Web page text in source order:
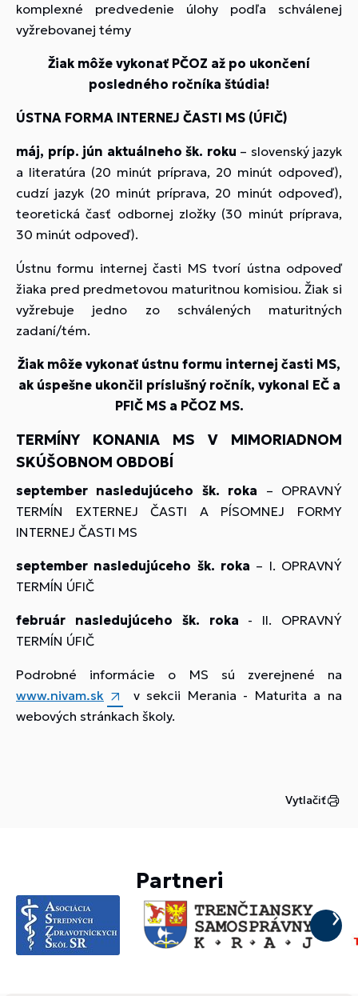
komplexné predvedenie úlohy podľa schválenej
vyžrebovanej témy
Žiak môže vykonať PČOZ až po ukončení
posledného ročníka štúdia!
ÚSTNA FORMA INTERNEJ ČASTI MS (ÚFIČ)
máj, príp. jún aktuálneho šk. roku – slovenský jazyk
a literatúra (20 minút príprava, 20 minút odpoveď),
cudzí jazyk (20 minút príprava, 20 minút odpoveď),
teoretická časť odbornej zložky (30 minút príprava,
30 minút odpoveď).
Ústnu formu internej časti MS tvorí ústna odpoveď
žiaka pred predmetovou maturitnou komisiou. Žiak si
vyžrebuje jedno zo schválených maturitných
zadaní/tém.
Žiak môže vykonať ústnu formu internej časti MS,
ak úspešne ukončil príslušný ročník, vykonal EČ a
PFIČ MS a PČOZ MS.
TERMÍNY KONANIA MS V MIMORIADNOM
SKÚŠOBNOM OBDOBÍ
september nasledujúceho šk. roka – OPRAVNÝ
TERMÍN EXTERNEJ ČASTI A PÍSOMNEJ FORMY
INTERNEJ ČASTI MS
september nasledujúceho šk. roka – I. OPRAVNÝ
TERMÍN ÚFIČ
február nasledujúceho šk. roka - II. OPRAVNÝ
TERMÍN ÚFIČ
Podrobné informácie o MS sú zverejnené na
www.nivam.sk
v sekcii Merania - Maturita a na
webových stránkach školy.
Vytlačiť
Partneri